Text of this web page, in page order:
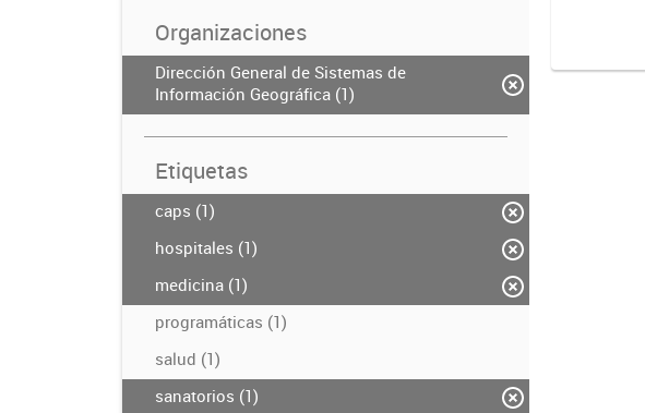
Organizaciones
Dirección General de Sistemas de
Información Geográfica (1)
Etiquetas
caps (1)
hospitales (1)
medicina (1)
programáticas (1)
salud (1)
sanatorios (1)